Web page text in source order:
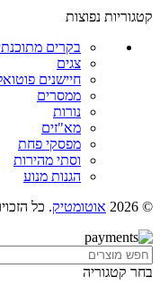
קטגוריות נפוצות
בקרים
צגים
חיישנים
ממסרים
נורות
מא"זים
מפסקי פחת
וסתי מהירות
הגנות מנוע
© 2026
אוטומטיק. כל
בחר קטגוריה